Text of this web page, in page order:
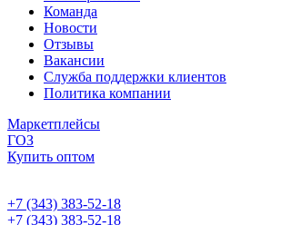
Команда
Новости
Отзывы
Вакансии
Служба поддержки клиентов
Политика компании
Маркетплейсы
ГОЗ
Купить оптом
+7 (343) 383-52-18
+7 (343) 383-52-18